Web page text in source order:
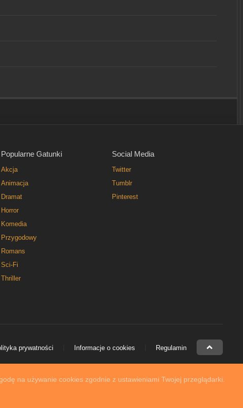
na używanie cookies zgodnie z ustawieniami Twojej przeglądarki.
Popularne Gatunki
Akcja
Animacja
Dramat
Horror
Komedia
Przygodowy
Romans
Sci-Fi
Thriller
Social Media
Twitter
Tumblr
Pinterest
prywatności Informacje o cookies Regulamin